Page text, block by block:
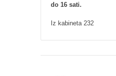
do 16 sati.
Iz kabineta 232